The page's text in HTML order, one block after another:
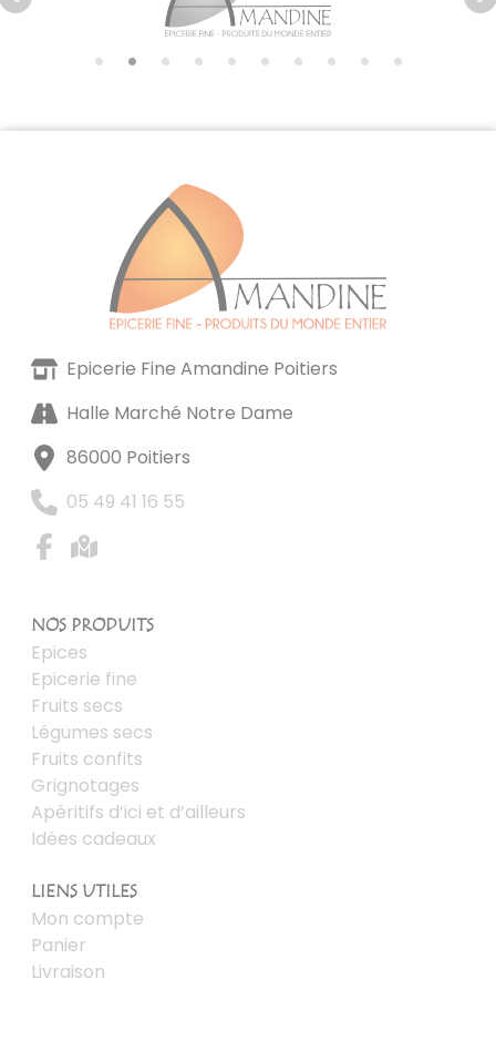
Epicerie Fine Amandine Poitiers
Halle Marché Notre Dame
86000 Poitiers
05 49 41 16 55
NOS PRODUITS
Epices
Epicerie fine
Fruits secs
Légumes secs
Fruits confits
Grignotages
Apéritifs d’ici et d’ailleurs
Idées cadeaux
LIENS UTILES
Mon compte
Panier
Livraison